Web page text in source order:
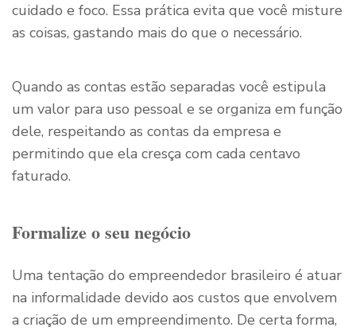
cuidado e foco. Essa prática evita que você misture
as coisas, gastando mais do que o necessário.
Quando as contas estão separadas você estipula
um valor para uso pessoal e se organiza em função
dele, respeitando as contas da empresa e
permitindo que ela cresça com cada centavo
faturado.
Formalize o seu negócio
Uma tentação do empreendedor brasileiro é atuar
na informalidade devido aos custos que envolvem
a criação de um empreendimento. De certa forma,